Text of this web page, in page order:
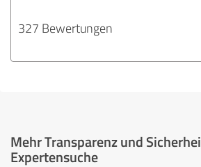
327 Bewertungen
Mehr Transparenz und
Expertensuche